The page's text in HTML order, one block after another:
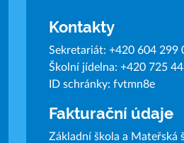
Kontakty
Sekretariát: +420 604 299
Školní jídelna: +420 725
ID schránky: fvtmn8e
Fakturační údaje
Základní škola a Mateřská